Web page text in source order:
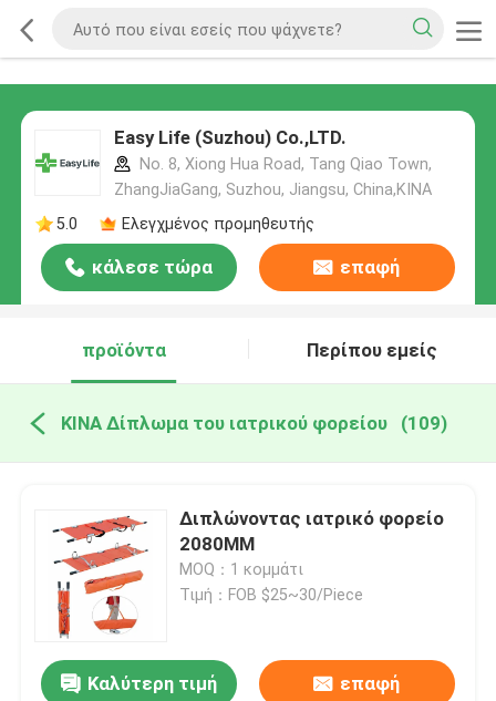
Easy Life (Suzhou) Co.,LTD.
No. 8, Xiong Hua Road, Tang Qiao Town,
ZhangJiaGang, Suzhou, Jiangsu, China,ΚΙΝΑ
5.0
Ελεγχμένος προμηθευτής
κάλεσε τώρα επαφή
προϊόντα Περίπου εμείς
ΚΙΝΑ Δίπλωμα του ιατρικού φορείου (109)
Διπλώνοντας ιατρικό φορείο
2080MM
MOQ：1 κομμάτι
Τιμή：FOB $25~30/Piece
Καλύτερη τιμή επαφή